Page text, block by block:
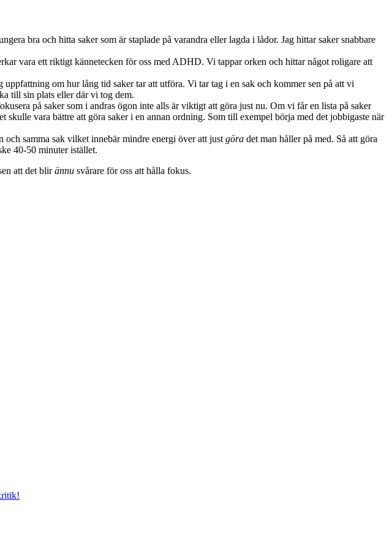
bra och hitta saker som är staplade på varandra eller lagda i lådor. Jag hittar saker snabbare
vara ett riktigt kännetecken för oss med ADHD. Vi tappar orken och hittar något roligare att
om hur lång tid saker tar att utföra. Vi tar tag i en sak och kommer sen på att vi
till sin plats eller där vi tog dem.
på saker som i andras ögon inte alls är viktigt att göra just nu. Om vi får en lista på saker
vara bättre att göra saker i en annan ordning. Som till exempel börja med det jobbigaste när
och samma sak vilket innebär mindre energi över att just göra det man håller på med. Så att göra
40-50 minuter istället.
att det blirännu svårare för oss att hålla fokus.